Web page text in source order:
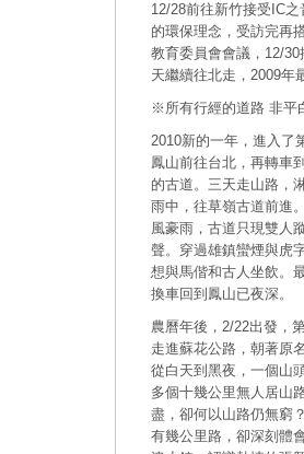
12/28前往新竹接受IC
的環保理念，受訪完再
教育委員會會議，12/
天繼續往北走，2009年
※所有行經的道路 非平
2010新的一年，進入了
鳳山前往台北，再轉車
的古道。三天走山路，
雨中，往草嶺古道前進
風豪雨，古道只現雙人
聲。穿過雄鎮蠻煙與虎
想與馬偕和古人坐飲。
換車回到鳳山已夜深。
農曆年後，2/22出發，
走進蘇花公路，朝著原
從白天到黑夜，一個山
多個十幾公里無人居山
盡，卻何以山路仍無窮
有幾公里路，卻深刻體